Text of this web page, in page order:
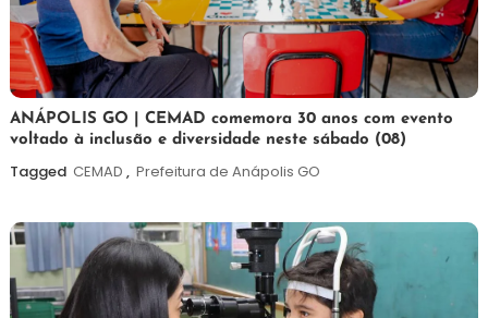
7
de
agosto
Maurilio
ANÁPOLIS GO | CEMAD comemora 30 anos com evento
voltado à inclusão e diversidade neste sábado (08)
Tagged CEMAD , Prefeitura de Anápolis GO